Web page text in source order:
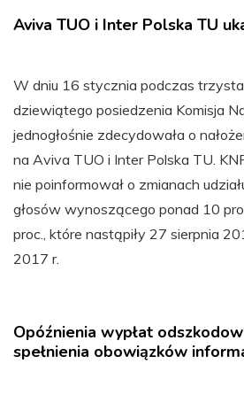
Aviva TUO i Inter Polska TU
W dniu 16 stycznia podczas
dziewiątego posiedzenia Komisja
jednogłośnie zdecydowała o
na Aviva TUO i Inter Polska TU.
nie poinformował o zmianach
głosów wynoszącego ponad 10
proc., które nastąpiły 27 sierpnia
2017 r.
Opóźnienia wypłat
spełnienia obowiązków